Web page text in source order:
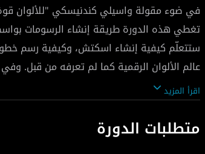
في ضوء مقولة واسيلي كندنيسكي "للألوان قوة
تغطي هذه الدورة طريقة إنشاء الرسومات
ستتعلّم كيفية إنشاء اسكتش، وكيفية رسم
عالم الألوان الرقمية كما لم تعرفه من قبل.
التلوين الرقمي المختلفة باستخدام كلا من
اقرأ المزيد
متطلبات الدورة